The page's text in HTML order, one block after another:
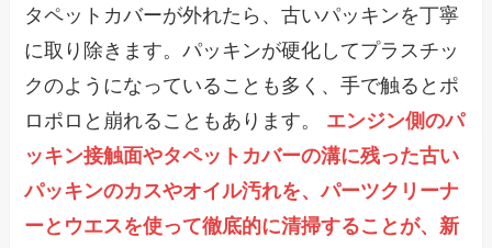
タペットカバーが外れたら、古いパッキンを丁寧
に取り除きます。パッキンが硬化してプラスチッ
クのようになっていることも多く、手で触るとポ
ロポロと崩れることもあります。 エンジン側のパ
ッキン接触面やタペットカバーの溝に残った古い
パッキンのカスやオイル汚れを、パーツクリーナ
ーとウエスを使って徹底的に清掃することが、新